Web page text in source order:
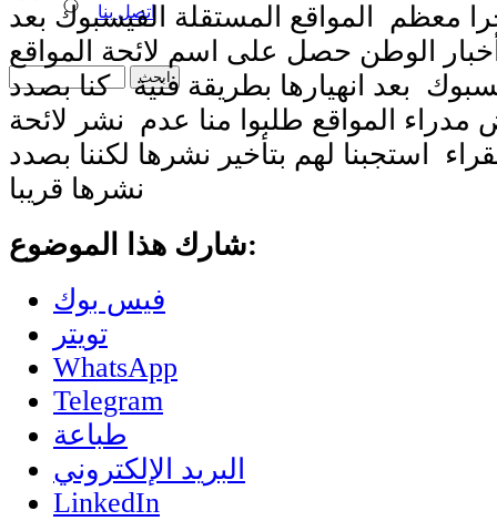
اتصل بنا
معظم المواقع المستقلة الفيسبوك بعد
أخبار الوطن حصل على اسم لائحة المواقع
بعد انهيارها بطريقة فنية كنا بصدد
المواقع طلبوا منا عدم نشر لائحة
استجبنا لهم بتأخير نشرها لكننا بصدد
نشرها قريبا
شارك هذا الموضوع:
فيس بوك
تويتر
WhatsApp
Telegram
طباعة
البريد الإلكتروني
LinkedIn